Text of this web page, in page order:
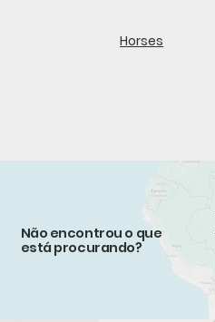
Horses
Não encontrou o que
está procurando?